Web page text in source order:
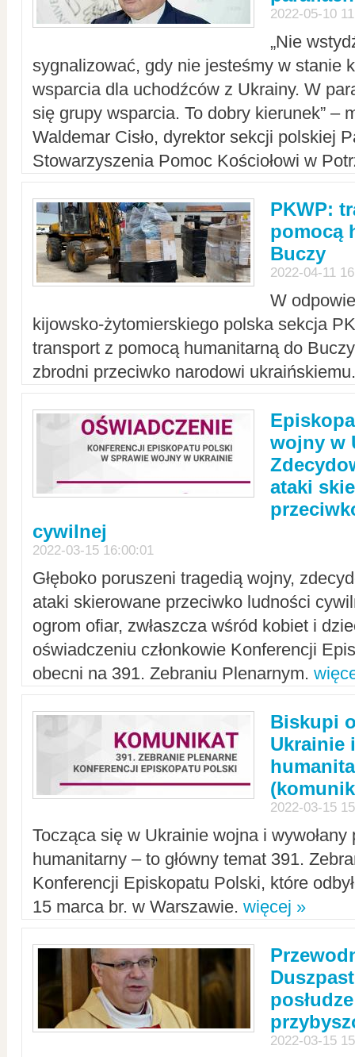
2022-05-10
„Nie
sygnalizować, gdy nie jesteśmy w stanie
wsparcia dla uchodźców z Ukrainy. W
się grupy wsparcia. To dobry kierunek” –
Waldemar Cisło, dyrektor sekcji polskiej
Stowarzyszenia Pomoc Kościołowi w
PKWP:
pomocą
Buczy
2022-04-11
W
kijowsko-żytomierskiego polska sekcja
transport z pomocą humanitarną do
zbrodni przeciwko narodowi
wojny w
ataki
cywilnej
2022-03-15 16:00:01
Głęboko poruszeni tragedią wojny,
ataki skierowane przeciwko ludności
ogrom ofiar, zwłaszcza wśród kobiet i
oświadczeniu członkowie Konferencji
obecni na 391. Zebraniu Plenarnym.
Biskupi
Ukrainie
2022-03-15
Tocząca się w Ukrainie wojna i
humanitarny – to główny temat 391.
Konferencji Episkopatu Polski, które
15 marca br. w Warszawie. więcej »
2022-03-15